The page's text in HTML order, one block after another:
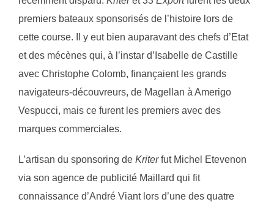
premiers bateaux sponsorisés de l’histoire lors de
cette course. Il y eut bien auparavant des chefs d’Etat
et des mécènes qui, à l’instar d’Isabelle de Castille
avec Christophe Colomb, finançaient les grands
navigateurs-découvreurs, de Magellan à Amerigo
Vespucci, mais ce furent les premiers avec des
marques commerciales.
L’artisan du sponsoring de Kriterfut Michel Etevenon
via son agence de publicité Maillard qui fit
connaissance d’André Viant lors d’une des quatre